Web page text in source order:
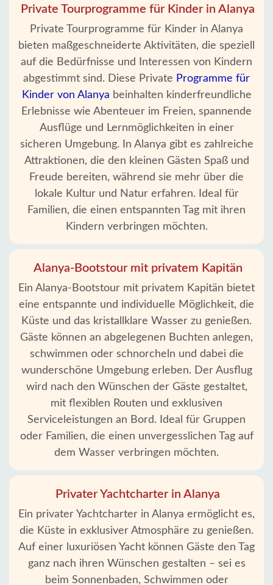
Private Tourprogramme für Kinder in Alanya
Private Tourprogramme für Kinder in Alanya
bieten maßgeschneiderte Aktivitäten, die speziell
auf die Bedürfnisse und Interessen von Kindern
abgestimmt sind. Diese Private Programme für
Kinder von Alanya beinhalten kinderfreundliche
Erlebnisse wie Abenteuer im Freien, spannende
Ausflüge und Lernmöglichkeiten in einer
sicheren Umgebung. In Alanya gibt es zahlreiche
Attraktionen, die den kleinen Gästen Spaß und
Freude bereiten, während sie mehr über die
lokale Kultur und Natur erfahren. Ideal für
Familien, die einen entspannten Tag mit ihren
Kindern verbringen möchten.
Alanya-Bootstour mit privatem Kapitän
Ein Alanya-Bootstour mit privatem Kapitän bietet
eine entspannte und individuelle Möglichkeit, die
Küste und das kristallklare Wasser zu genießen.
Gäste können an abgelegenen Buchten anlegen,
schwimmen oder schnorcheln und dabei die
wunderschöne Umgebung erleben. Der Ausflug
wird nach den Wünschen der Gäste gestaltet,
mit flexiblen Routen und exklusiven
Serviceleistungen an Bord. Ideal für Gruppen
oder Familien, die einen unvergesslichen Tag auf
dem Wasser verbringen möchten.
Privater Yachtcharter in Alanya
Ein privater Yachtcharter in Alanya ermöglicht es,
die Küste in exklusiver Atmosphäre zu genießen.
Auf einer luxuriösen Yacht können Gäste den Tag
ganz nach ihren Wünschen gestalten – sei es
beim Sonnenbaden, Schwimmen oder